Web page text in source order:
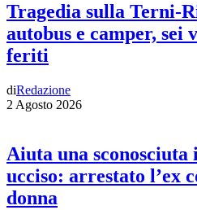
Tragedia sulla Terni-
autobus e camper, sei
feriti
diRedazione
2 Agosto 2026
Aiuta una
ucciso: arrestato l’ex
donna